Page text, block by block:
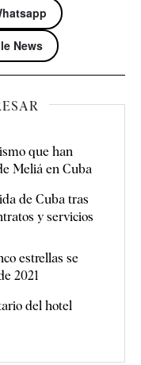
News
que han
Meliá en Cuba
de Cuba tras
y servicios
estrellas se
2021
del hotel